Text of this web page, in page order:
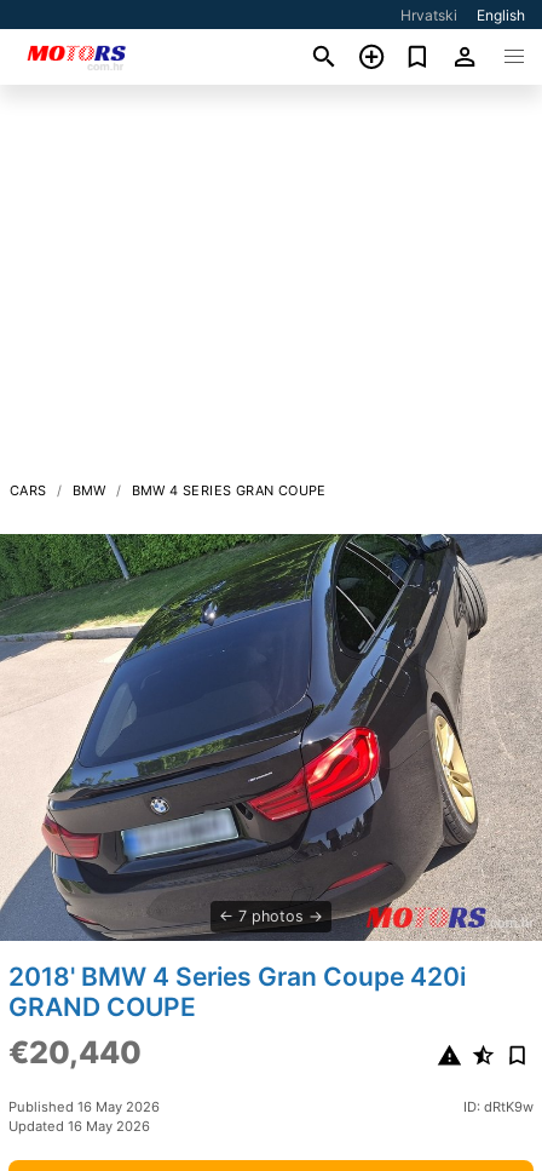
Hrvatski English
CARS BMW BMW 4 SERIES GRAN COUPE
7 photos
2018' BMW 4 Series Gran Coupe 420i
GRAND COUPE
€20,440
Published 16 May 2026
Updated 16 May 2026
ID: dRtK9w